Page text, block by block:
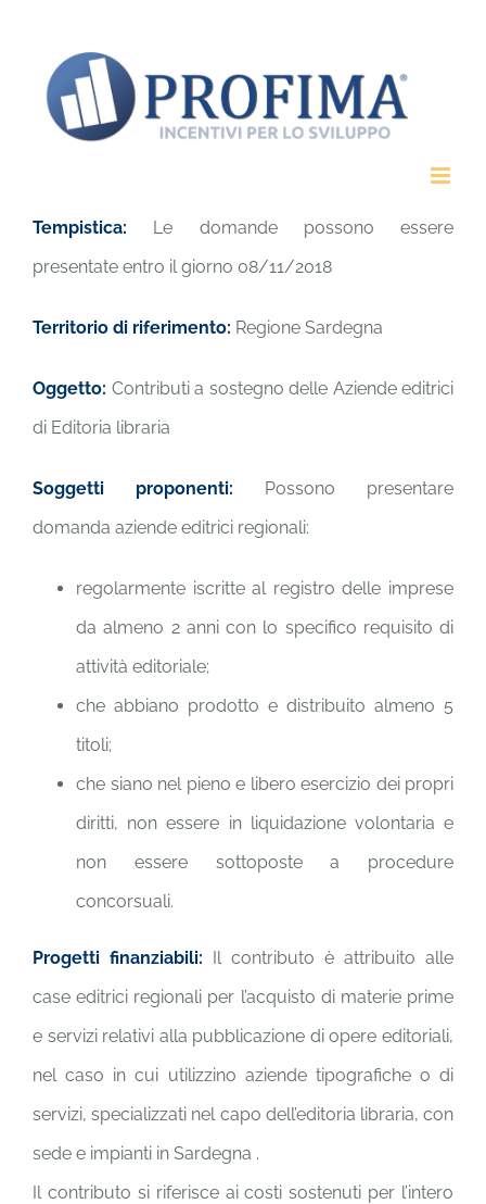
contenuto
Tempistica: Le domande possono essere
presentate entro il giorno 08/11/2018
Territorio di riferimento: Regione Sardegna
Oggetto: Contributi a sostegno delle Aziende editrici
di Editoria libraria
Soggetti proponenti: Possono presentare
domanda aziende editrici regionali:
regolarmente iscritte al registro delle imprese
da almeno 2 anni con lo specifico requisito di
attività editoriale;
che abbiano prodotto e distribuito almeno 5
titoli;
che siano nel pieno e libero esercizio dei propri
diritti, non essere in liquidazione volontaria e
non essere sottoposte a procedure
concorsuali.
Progetti finanziabili: Il contributo è attribuito alle
case editrici regionali per l’acquisto di materie prime
e servizi relativi alla pubblicazione di opere editoriali,
nel caso in cui utilizzino aziende tipografiche o di
servizi, specializzati nel capo dell’editoria libraria, con
sede e impianti in Sardegna .
Il contributo si riferisce ai costi sostenuti per l’intero